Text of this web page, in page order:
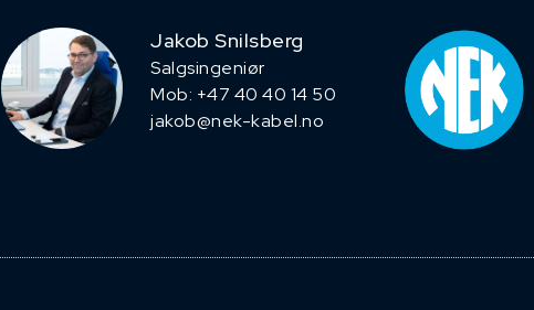
Jakob Snilsberg
​Salgsingeniør
Mob: +47 40 40 14 50
jakob@nek-kabel.no